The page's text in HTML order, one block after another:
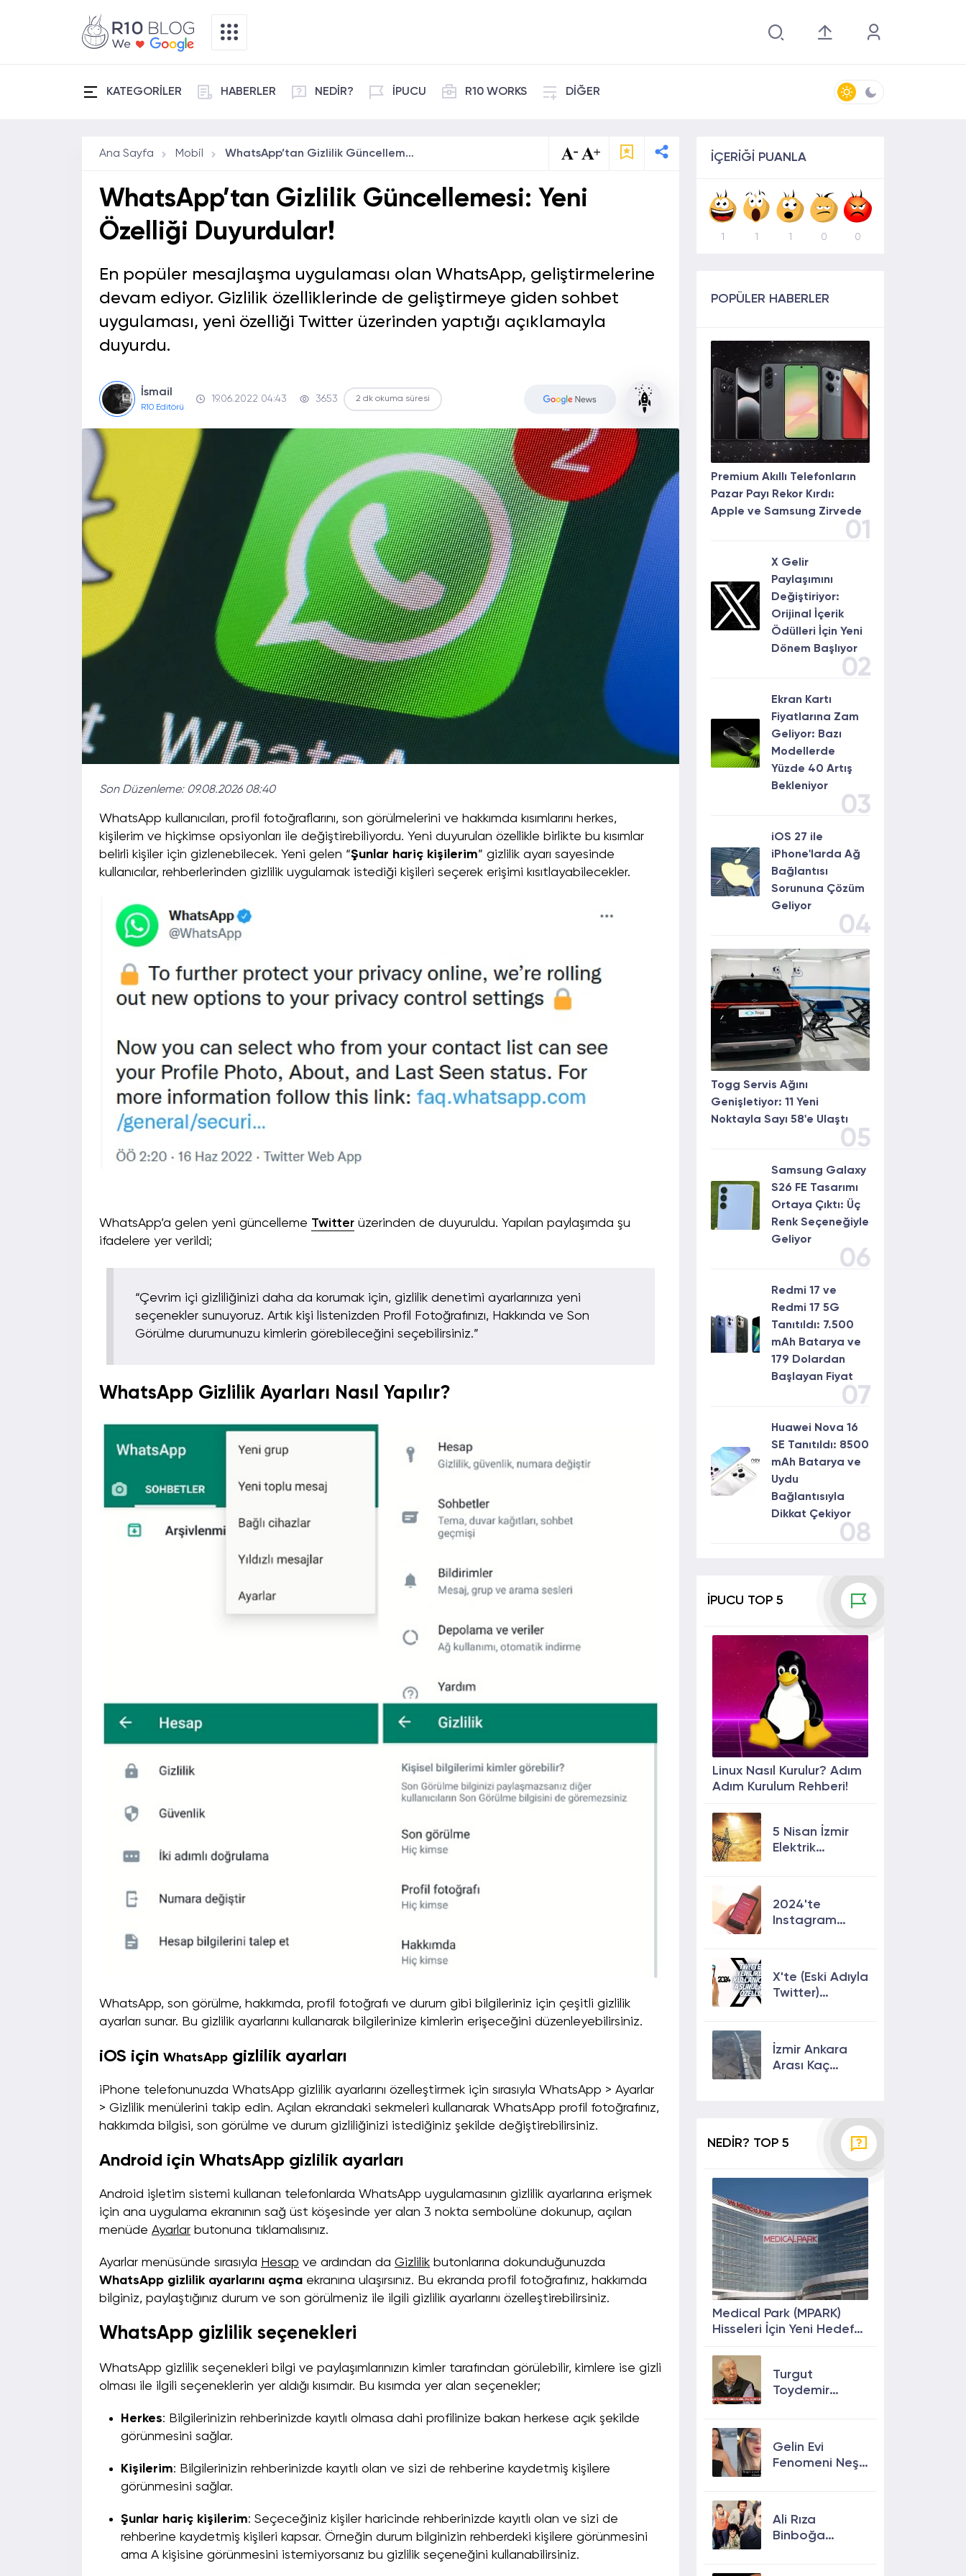
KATEGORİLER HABERLER NEDİR? İPUCU R10 WORKS DİĞER
Ana Sayfa Mobil WhatsApp’tan Gizlilik Güncellemesi: Yeni Özelliği Duyurdular!
WhatsApp’tan Gizlilik Güncellemesi: Yeni
Özelliği Duyurdular!
En popüler mesajlaşma uygulaması olan WhatsApp, geliştirmelerine
devam ediyor. Gizlilik özelliklerinde de geliştirmeye giden sohbet
uygulaması, yeni özelliği Twitter üzerinden yaptığı açıklamayla
duyurdu.
İsmail
R10 Editörü
19.06.2022 04:43 3653 2 dk okuma süresi
Son Düzenleme: 09.08.2026 08:40
WhatsApp kullanıcıları, profil fotoğraflarını, son görülmelerini ve hakkımda kısımlarını herkes,
kişilerim ve hiçkimse opsiyonları ile değiştirebiliyordu. Yeni duyurulan özellikle birlikte bu kısımlar
belirli kişiler için gizlenebilecek. Yeni gelen “Şunlar hariç kişilerim” gizlilik ayarı sayesinde
kullanıcılar, rehberlerinden gizlilik uygulamak istediği kişileri seçerek erişimi kısıtlayabilecekler.
WhatsApp’a gelen yeni güncelleme Twitter üzerinden de duyuruldu. Yapılan paylaşımda şu
ifadelere yer verildi;
“Çevrim içi gizliliğinizi daha da korumak için, gizlilik denetimi ayarlarınıza yeni
seçenekler sunuyoruz. Artık kişi listenizden Profil Fotoğrafınızı, Hakkında ve Son
Görülme durumunuzu kimlerin görebileceğini seçebilirsiniz.”
WhatsApp Gizlilik Ayarları Nasıl Yapılır?
WhatsApp, son görülme, hakkımda, profil fotoğrafı ve durum gibi bilgileriniz için çeşitli gizlilik
ayarları sunar. Bu gizlilik ayarlarını kullanarak bilgilerinize kimlerin erişeceğini düzenleyebilirsiniz.
iOS için WhatsApp gizlilik ayarları
iPhone telefonunuzda WhatsApp gizlilik ayarlarını özelleştirmek için sırasıyla WhatsApp > Ayarlar
> Gizlilik menülerini takip edin. Açılan ekrandaki sekmeleri kullanarak WhatsApp profil fotoğrafınız,
hakkımda bilgisi, son görülme ve durum gizliliğinizi istediğiniz şekilde değiştirebilirsiniz.
Android için WhatsApp gizlilik ayarları
Android işletim sistemi kullanan telefonlarda WhatsApp uygulamasının gizlilik ayarlarına erişmek
için ana uygulama ekranının sağ üst köşesinde yer alan 3 nokta sembolüne dokunup, açılan
menüde Ayarlar butonuna tıklamalısınız.
Ayarlar menüsünde sırasıyla Hesap ve ardından da Gizlilik butonlarına dokunduğunuzda
WhatsApp gizlilik ayarlarını açma ekranına ulaşırsınız. Bu ekranda profil fotoğrafınız, hakkımda
bilginiz, paylaştığınız durum ve son görülmeniz ile ilgili gizlilik ayarlarını özelleştirebilirsiniz.
WhatsApp gizlilik seçenekleri
WhatsApp gizlilik seçenekleri bilgi ve paylaşımlarınızın kimler tarafından görülebilir, kimlere ise gizli
olması ile ilgili seçeneklerin yer aldığı kısımdır. Bu kısımda yer alan seçenekler;
Herkes: Bilgilerinizin rehberinizde kayıtlı olmasa dahi profilinize bakan herkese açık şekilde
görünmesini sağlar.
Kişilerim: Bilgilerinizin rehberinizde kayıtlı olan ve sizi de rehberine kaydetmiş kişilere
görünmesini sağlar.
Şunlar hariç kişilerim: Seçeceğiniz kişiler haricinde rehberinizde kayıtlı olan ve sizi de
rehberine kaydetmiş kişileri kapsar. Örneğin durum bilginizin rehberdeki kişilere görünmesini
ama A kişisine görünmesini istemiyorsanız bu gizlilik seçeneğini kullanabilirsiniz.
İÇERİĞİ PUANLA
1 1 1 0 0
POPÜLER HABERLER
Premium Akıllı Telefonların
Pazar Payı Rekor Kırdı:
Apple ve Samsung Zirvede
01
X Gelir
Paylaşımını
Değiştiriyor:
Orijinal İçerik
Ödülleri İçin Yeni
Dönem Başlıyor
02
Ekran Kartı
Fiyatlarına Zam
Geliyor: Bazı
Modellerde
Yüzde 40 Artış
Bekleniyor
03
iOS 27 ile
iPhone'larda Ağ
Bağlantısı
Sorununa Çözüm
Geliyor
04
Togg Servis Ağını
Genişletiyor: 11 Yeni
Noktayla Sayı 58'e Ulaştı
05
Samsung Galaxy
S26 FE Tasarımı
Ortaya Çıktı: Üç
Renk Seçeneğiyle
Geliyor
06
Redmi 17 ve
Redmi 17 5G
Tanıtıldı: 7.500
mAh Batarya ve
179 Dolardan
Başlayan Fiyat
07
Huawei Nova 16
SE Tanıtıldı: 8500
mAh Batarya ve
Uydu
Bağlantısıyla
Dikkat Çekiyor
08
İPUCU TOP 5
Linux Nasıl Kurulur? Adım
Adım Kurulum Rehberi!
5 Nisan İzmir
Elektrik
2024'te
Instagram
Etkili Yolları!
X'te (Eski Adıyla
Twitter)
Sunulan Son
Özellikler 2024
İzmir Ankara
Arası Kaç
NEDİR? TOP 5
Medical Park (MPARK)
Hisseleri İçin Yeni Hedef
Potansiyeli
Turgut
Toydemir
Gelin Evi
Fenomeni Neşe
neden öldü?
Ali Rıza
Binboğa